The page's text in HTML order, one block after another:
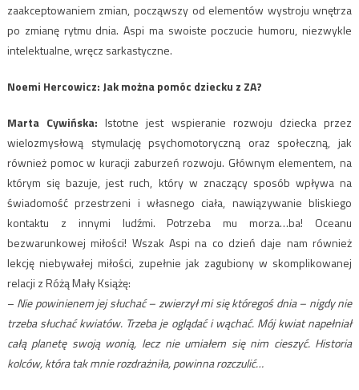
zaakceptowaniem zmian, począwszy od elementów wystroju wnętrza
po zmianę rytmu dnia. Aspi ma swoiste poczucie humoru, niezwykle
intelektualne, wręcz sarkastyczne.
Noemi Hercowicz: Jak można pomóc dziecku z ZA?
Marta Cywińska: Istotne jest wspieranie rozwoju dziecka przez
wielozmysłową stymulację psychomotoryczną oraz społeczną, jak
również pomoc w kuracji zaburzeń rozwoju. Głównym elementem, na
którym się bazuje, jest ruch, który w znaczący sposób wpływa na
świadomość przestrzeni i własnego ciała, nawiązywanie bliskiego
kontaktu z innymi ludźmi. Potrzeba mu morza…ba! Oceanu
bezwarunkowej miłości! Wszak Aspi na co dzień daje nam również
lekcję niebywałej miłości, zupełnie jak zagubiony w skomplikowanej
relacji z Różą Mały Książę:
– Nie powinienem jej słuchać – zwierzył mi się któregoś dnia – nigdy nie
trzeba słuchać kwiatów. Trzeba je oglądać i wąchać. Mój kwiat napełniał
całą planetę swoją wonią, lecz nie umiałem się nim cieszyć. Historia
kolców, która tak mnie rozdrażniła, powinna rozczulić…